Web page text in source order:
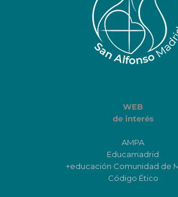
WEB
de interés
AMPA
Educamadrid
+educación Comunidad de
Código Ético